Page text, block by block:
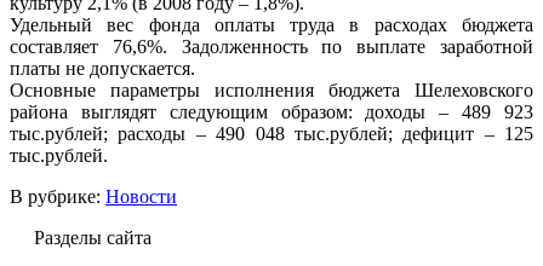
Удельный вес фонда оплаты труда в расходах бюджета
составляет 76,6%. Задолженность по выплате заработной
платы не допускается.
Основные параметры исполнения бюджета Шелеховского
района выглядят следующим образом: доходы – 489 923
тыс.рублей; расходы – 490 048 тыс.рублей; дефицит – 125
тыс.рублей.
В рубрике: Новости
Разделы сайта